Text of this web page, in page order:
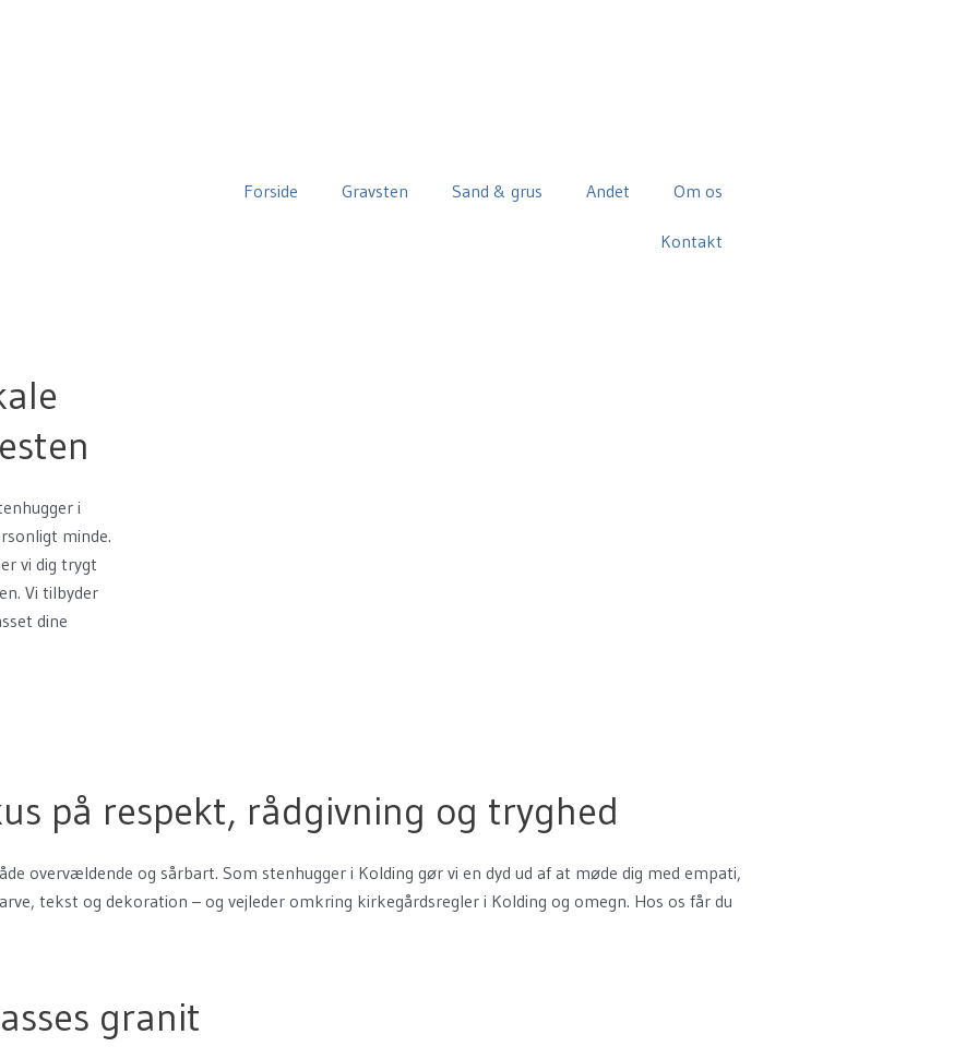
Forside Gravsten Sand & grus Andet Om os
Kontakt
i
minde.
vi dig trygt
Vi tilbyder
dine
på respekt, rådgivning og tryghed
overvældende og sårbart. Som stenhugger i Kolding gør vi en dyd ud af at møde dig med empati,
tekst og dekoration – og vejleder omkring kirkegårdsregler i Kolding og omegn. Hos os får du
granit